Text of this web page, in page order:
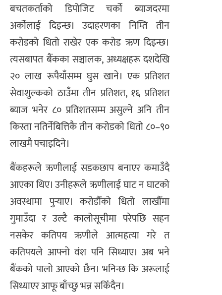
बचतकर्ताको डिपोजिट चर्को ब्याजदरमा
अर्कोलाई दिइन्छ। उदाहरणका निम्ति तीन
करोडको धितो राखेर एक करोड ऋण दिइन्छ।
त्यसबापत बैंकका सञ्चालक, अध्यक्षहरू दशदेखि
२० लाख रूपैयाँसम्म घुस खाने। एक प्रतिशत
सेवाशुल्कको ठाउँमा तीन प्रतिशत, १६ प्रतिशत
ब्याज भनेर ८० प्रतिशतसम्म असुल्ने अनि तीन
किस्ता नतिर्नेबित्तिकै तीन करोडको धितो ८०–९०
लाखमै पचाइदिने।
बैंकहरूले ऋणीलाई सडकछाप बनाएर कमाउँदै
आएका थिए। उनीहरूले ऋणीलाई घाट न घाटको
अवस्थामा पुर्‍याए। करोडौँको धितो लाखौँमा
गुमाउँदा र उल्टै कालोसूचीमा परेपछि सहन
नसकेर कतिपय ऋणीले आत्महत्या गरे त
कतिपयले आफ्नो वंश पनि सिध्याए। अब भने
बैंकको पालो आएको छैन। भनिन्छ कि अरूलाई
सिध्याएर आफू बाँच्छु भन्न सकिँदैन।